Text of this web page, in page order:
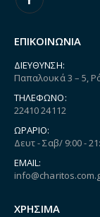
ΕΠΙΚΟΙΝΩΝΙΑ
ΔΙΕΎΘΥΝΣΗ:
Παπαλουκά 3 – 5,
ΤΗΛΈΦΩΝΟ:
22410 24112
ΩΡΆΡΙΟ:
Δευτ - Σαβ/ 9:00 -
EMAIL:
ΧΡΗΣΙΜΑ